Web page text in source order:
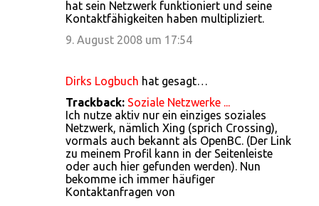
hat sein Netzwerk funktioniert und seine
Kontaktfähigkeiten haben multipliziert.
9. August 2008 um 17:54
Dirks Logbuch hat gesagt…
Trackback: Soziale Netzwerke ...
Ich nutze aktiv nur ein einziges soziales
Netzwerk, nämlich Xing (sprich Crossing),
vormals auch bekannt als OpenBC. (Der Link
zu meinem Profil kann in der Seitenleiste
oder auch hier gefunden werden). Nun
bekomme ich immer häufiger
Kontaktanfragen von